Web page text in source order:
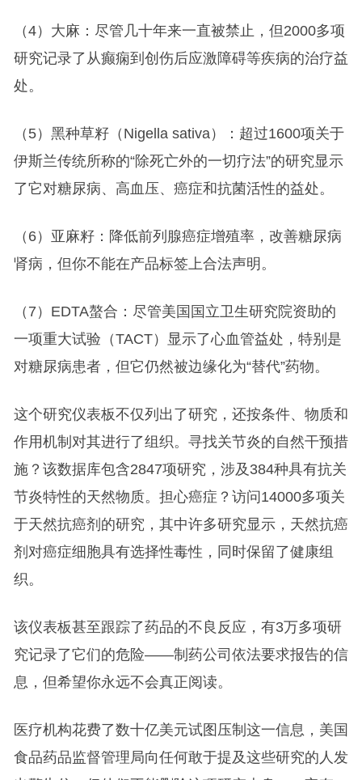
（4）大麻：尽管几十年来一直被禁止，但2000多项
研究记录了从癫痫到创伤后应激障碍等疾病的治疗益
处。
（5）黑种草籽（Nigella sativa）：超过1600项关于
伊斯兰传统所称的“除死亡外的一切疗法”的研究显示
了它对糖尿病、高血压、癌症和抗菌活性的益处。
（6）亚麻籽：降低前列腺癌症增殖率，改善糖尿病
肾病，但你不能在产品标签上合法声明。
（7）EDTA螯合：尽管美国国立卫生研究院资助的
一项重大试验（TACT）显示了心血管益处，特别是
对糖尿病患者，但它仍然被边缘化为“替代”药物。
这个研究仪表板不仅列出了研究，还按条件、物质和
作用机制对其进行了组织。寻找关节炎的自然干预措
施？该数据库包含2847项研究，涉及384种具有抗关
节炎特性的天然物质。担心癌症？访问14000多项关
于天然抗癌剂的研究，其中许多研究显示，天然抗癌
剂对癌症细胞具有选择性毒性，同时保留了健康组
织。
该仪表板甚至跟踪了药品的不良反应，有3万多项研
究记录了它们的危险——制药公司依法要求报告的信
息，但希望你永远不会真正阅读。
医疗机构花费了数十亿美元试图压制这一信息，美国
食品药品监督管理局向任何敢于提及这些研究的人发